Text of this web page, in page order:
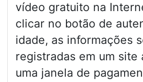
vídeo gratuito na
clicar no botão de
idade, as informações
registradas em um site
uma janela de